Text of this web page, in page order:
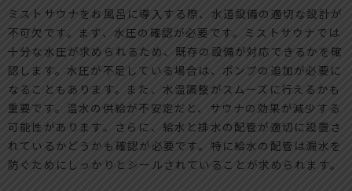
ミストサウナをお風呂に導入する際、水道設備の適切な設計が
不可欠です。まず、水圧の確認が必要です。ミストサウナでは
十分な水圧が求められるため、既存の設備が対応できるかを確
認します。水圧が不足している場合は、ポンプの追加が必要に
なることもあります。また、水温調整がスムーズに行えるかも
重要です。温水の供給が不安定だと、サウナの効果が減少する
可能性があります。さらに、給水と排水の配管が適切に設置さ
れているかどうかも確認が必要です。特に給水の配管は漏水を
防ぐためにしっかりとシールされていることが求められます。